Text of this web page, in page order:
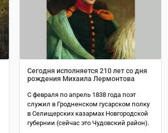
Сегодня исполняется 210 лет со дня
рождения Михаила Лермонтова
С февраля по апрель 1838 года поэт
служил в Гродненском гусарском полку
в Селищерских казармах Новгородской
губернии (сейчас это Чудовский район).